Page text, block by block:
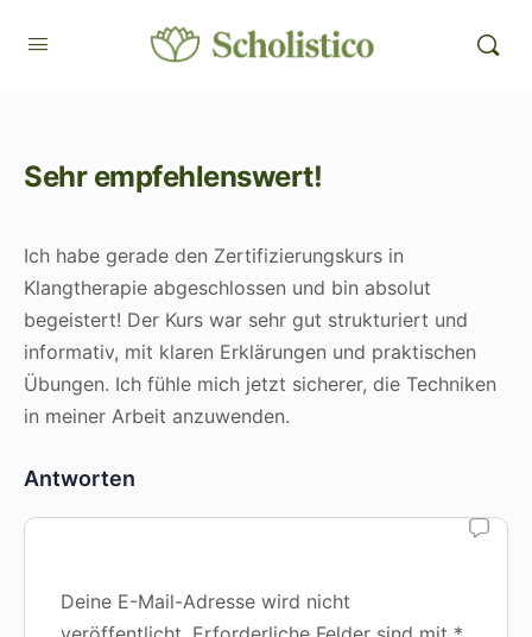
Sehr empfehlenswert!
Ich habe gerade den Zertifizierungskurs in
Klangtherapie abgeschlossen und bin absolut
begeistert! Der Kurs war sehr gut strukturiert und
informativ, mit klaren Erklärungen und praktischen
Übungen. Ich fühle mich jetzt sicherer, die Techniken
in meiner Arbeit anzuwenden.
Antworten
Deine E-Mail-Adresse wird nicht